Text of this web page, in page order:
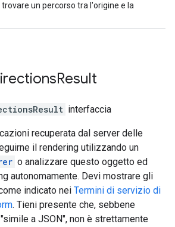
trovare un percorso tra l'origine e la
Result
interfaccia
recuperata dal server delle
il rendering utilizzando un
o analizzare questo oggetto ed
autonomamente. Devi mostrare gli
indicato nei Termini di servizio di
. Tieni presente che, sebbene
a JSON", non è strettamente